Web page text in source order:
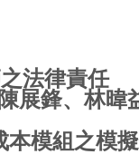
法律責任
展鋒、林暐
模組之模